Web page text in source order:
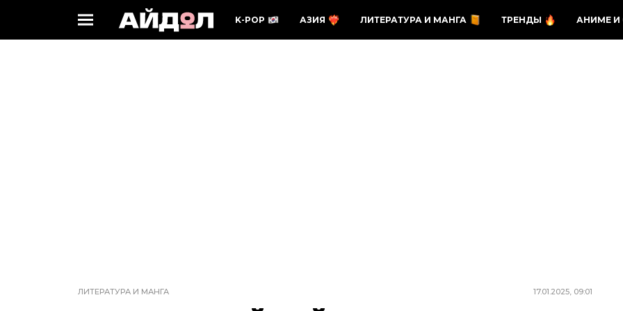
K-POP АЗИЯ ЛИТЕРАТУРА И МАНГА ТРЕНДЫ АНИМЕ И
ЛИТЕРАТУРА И МАНГА 17.01.2025, 09:01